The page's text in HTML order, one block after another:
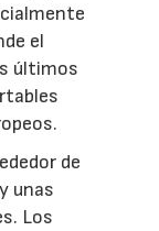
el
últimos
de
unas
Los